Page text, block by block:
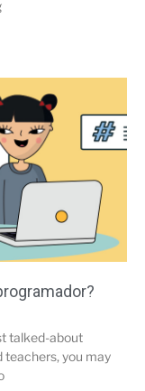
talked-about
teachers, you may